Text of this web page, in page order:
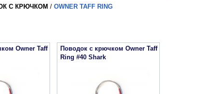
С КРЮЧКОМ / OWNER TAFF RING
Owner Taff
Поводок с крючком Owner Taff
Ring #40 Shark